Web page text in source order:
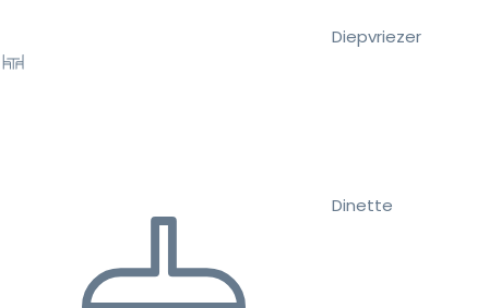
Diepvriezer
Dinette